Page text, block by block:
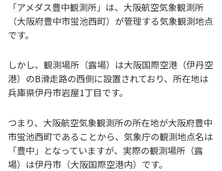
「アメダス豊中観測所」は、大阪航空気象観測所
（大阪府豊中市蛍池西町）が管理する気象観測地点
です。
しかし、観測場所（露場）は大阪国際空港（伊丹空
港）のB滑走路の西側に設置されており、所在地は
兵庫県伊丹市岩屋1丁目です。
つまり、大阪航空気象観測所の所在地が大阪府豊中
市蛍池西町であることから、気象庁の観測地点名は
「豊中」となっていますが、実際の観測場所（露
場）は伊丹市（大阪国際空港内）です。